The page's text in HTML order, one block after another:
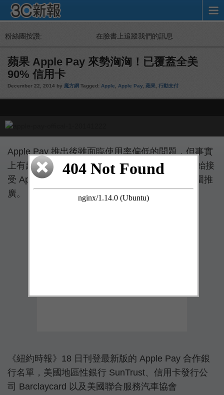
粉絲團按讚: 在臉書上追蹤我們的訊息
蘋果 Apple Pay 來勢洶洶！已覆蓋全美
90% 信用卡
December 22, 2014 by 魔方網 Tagged: Apple Apple Pay 蘋果 行動支付
Apple Pay 推出後雖面臨使用率偏低的問題，但事實
上有越來越多的美國銀行、零售商、初創企業開始接
受 Apple Pay，蘋果可謂做到小範圍造勢，大範圍推
廣。
《紐約時報》18 日刊登最新版的 Apple Pay 合作銀
行名單，美國地區性銀行 SunTrust、信用卡發行公
司 Barclaycard 以及美國聯合服務汽車協會